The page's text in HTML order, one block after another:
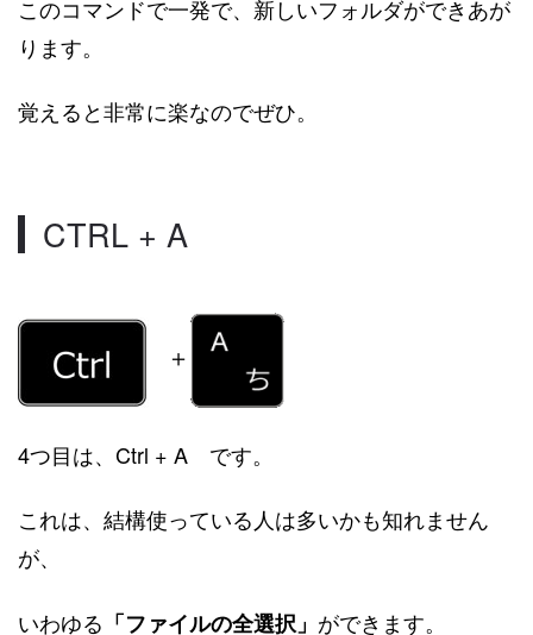
このコマンドで一発で、新しいフォルダができあが
ります。
覚えると非常に楽なのでぜひ。
CTRL + A
＋
4つ目は、Ctrl + A です。
これは、結構使っている人は多いかも知れません
が、
いわゆる 「ファイルの全選択」 ができます。